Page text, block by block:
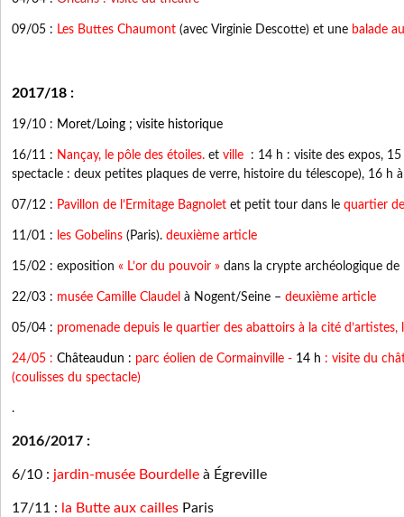
09/05 : Les Buttes Chaumont (avec Virginie Descotte) et une balade
2017/18 :
19/10 : Moret/Loing ; visite historique
16/11 : Nançay, le pôle des étoiles. et ville
: 14 h : visite des expos,
spectacle : deux petites plaques de verre, histoire du télescope), 16 h
07/12 : Pavillon de l’Ermitage Bagnolet et petit tour dans le quartier
11/01 : les Gobelins (Paris). deuxième article
15/02 : exposition « L’or du pouvoir » dans la crypte archéologique
22/03 : musée Camille Claudel à Nogent/Seine – deuxième article
05/04 : promenade depuis le quartier des abattoirs à la cité d’artistes,
24/05 : Châteaudun : parc éolien de Cormainville - 14 h : visite du
(coulisses du spectacle)
.
2016/2017 :
6/10 : jardin-musée Bourdelle à Égreville
17/11 : la Butte aux cailles Paris